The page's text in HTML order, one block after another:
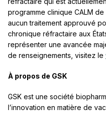
programme clinique CALM de
aucun traitement approuvé
chronique réfractaire aux
représenter une avancée
de renseignements, visitez le
À propos de GSK
GSK est une société
l’innovation en matière de